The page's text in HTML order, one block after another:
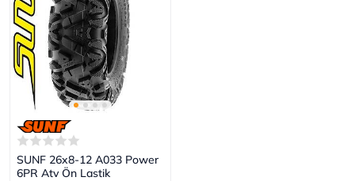
SUNF 26x8-12 A033 Power
6PR Atv Ön Lastik